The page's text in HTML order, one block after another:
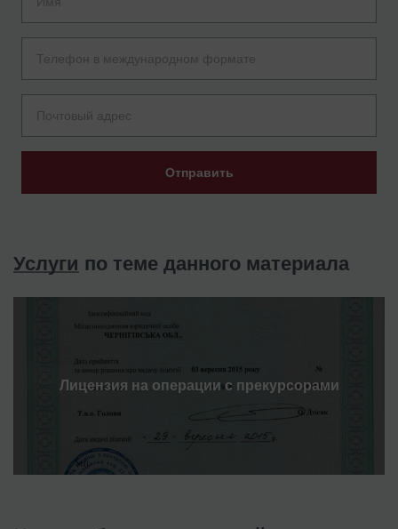
Отправить
Услуги по теме данного материала
Лицензия на операции с прекурсорами